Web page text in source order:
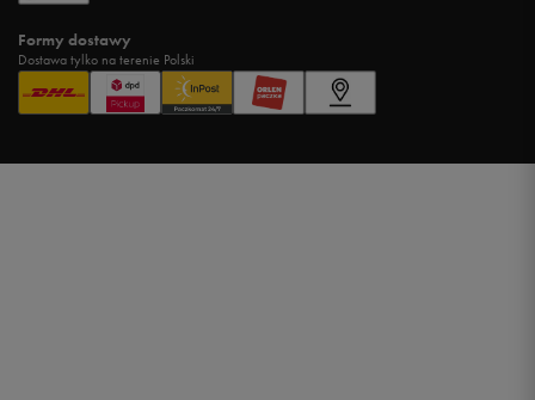
Formy dostawy
Dostawa tylko na terenie Polski